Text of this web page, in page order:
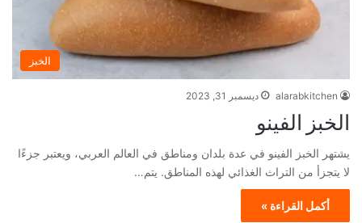
الخبز
alarabkitchen ديسمبر 31, 2023
الخبز الفينو
يشتهر الخبز الفينو في عدة بلدان ومناطق في العالم العربي، ويعتبر جزءًا
لا يتجزأ من التراث الغذائي لهذه المناطق. يتم…
أكمل القراءة »